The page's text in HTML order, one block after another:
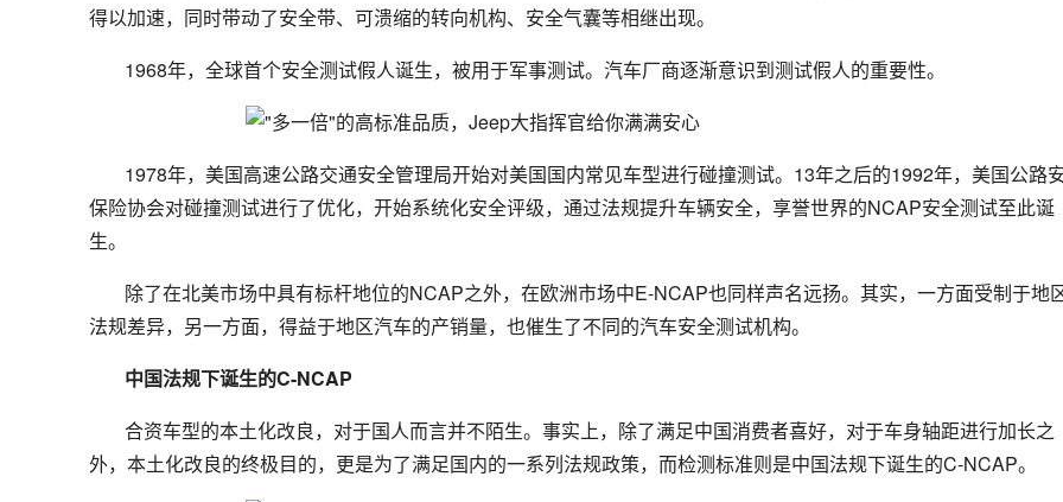
得以加速，同时带动了安全带、可溃缩的转向机构、安全气囊等相继出现。
1968年，全球首个安全测试假人诞生，被用于军事测试。汽车厂商逐渐意识到测试假人的重要性。
1978年，美国高速公路交通安全管理局开始对美国国内常见车型进行碰撞测试。13年之后的1992年，美国公路
保险协会对碰撞测试进行了优化，开始系统化安全评级，通过法规提升车辆安全，享誉世界的NCAP安全测试至此诞
生。
除了在北美市场中具有标杆地位的NCAP之外，在欧洲市场中E-NCAP也同样声名远扬。其实，一方面受制于地
法规差异，另一方面，得益于地区汽车的产销量，也催生了不同的汽车安全测试机构。
中国法规下诞生的C-NCAP
合资车型的本土化改良，对于国人而言并不陌生。事实上，除了满足中国消费者喜好，对于车身轴距进行加长之
外，本土化改良的终极目的，更是为了满足国内的一系列法规政策，而检测标准则是中国法规下诞生的C-NCAP。